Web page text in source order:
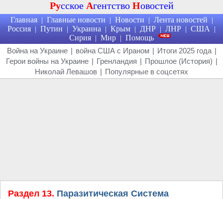
Русское Агентство Новостей
Главная | Главные новости | Новости | Лента новостей |
Россия | Путин | Украина | Крым | ДНР | ЛНР | США |
Сирия | Мир | Помощь
Война на Украине | война США с Ираном | Итоги 2025 года |
Герои войны на Украине | Гренландия | Прошлое (История) |
Николай Левашов | Популярные в соцсетях
Раздел 13. Паразитическая Система